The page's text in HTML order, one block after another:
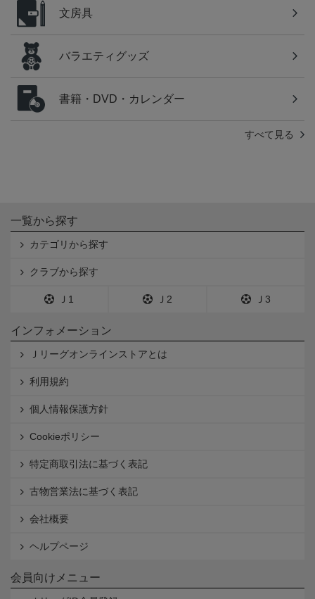
文房具
バラエティグッズ
書籍・DVD・カレンダー
すべて見る
一覧から探す
カテゴリから探す
クラブから探す
Ｊ1 Ｊ2 Ｊ3
インフォメーション
Ｊリーグオンラインストアとは
利用規約
個人情報保護方針
Cookieポリシー
特定商取引法に基づく表記
古物営業法に基づく表記
会社概要
ヘルプページ
会員向けメニュー